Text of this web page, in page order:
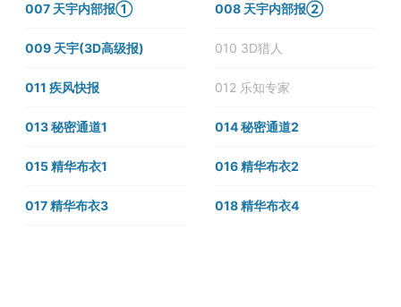
007 天宇内部报① 008 天宇内部报②
009 天宇(3D高级报) 010 3D猎人
011 疾风快报 012 乐知专家
013 秘密通道1 014 秘密通道2
015 精华布衣1 016 精华布衣2
017 精华布衣3 018 精华布衣4